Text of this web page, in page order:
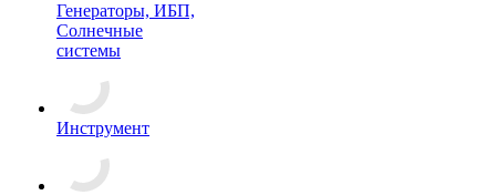
Генераторы, ИБП,
Солнечные
системы
Инструмент